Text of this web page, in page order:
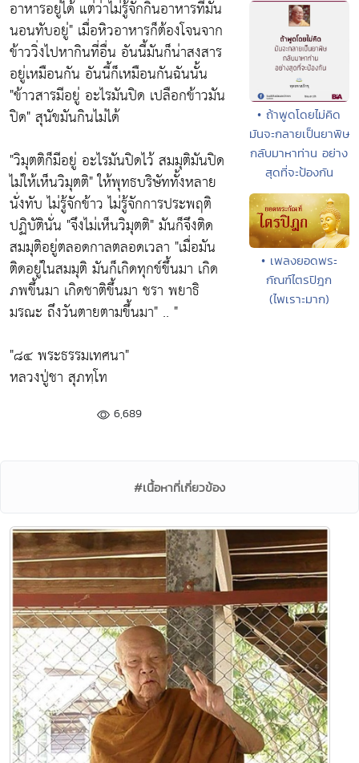
อาหารอยู่ได้ แต่ว่าไม่รู้จักกินอาหารที่มัน
นอนทับอยู่" เมื่อหิวอาหารก็ต้องโจนจาก
ข้าววิ่งไปหากินที่อื่น อันนี้มันก็น่าสงสาร
อยู่เหมือนกัน อันนี้ก็เหมือนกันฉันนั้น
"ข้าวสารมีอยู่ อะไรมันปิด เปลือกข้าวมัน
ปิด"สุนัขมันกินไม่ได้
"วิมุตติก็มีอยู่ อะไรมันปิดไว้ สมมุติมันปิด
ไม่ให้เห็นวิมุตติ"ให้พุทธบริษัททั้งหลาย
นั่งทับ ไม่รู้จักข้าว ไม่รู้จักการประพฤติ
ปฏิบัตินั่น "จึงไม่เห็นวิมุตติ"มันก็จึงติด
สมมุติอยู่ตลอดกาลตลอดเวลา "เมื่อมัน
ติดอยู่ในสมมุติ มันก็เกิดทุกข์ขึ้นมา เกิด
ภพขึ้นมา เกิดชาติขึ้นมา ชรา พยาธิ
มรณะ ถึงวันตายตามขึ้นมา" .. "
"๘๔ พระธรรมเทศนา"
หลวงปู่ชา สุภทฺโท
6,689
• ถ้าพูดโดยไม่คิด
มันจะกลายเป็นยาพิษ
กลับมาหาท่าน อย่าง
สุดที่จะป้องกัน
• เพลงยอดพระ
กัณฑ์ไตรปิฎก
(ไพเราะมาก)
#เนื้อหาที่เกี่ยวข้อง